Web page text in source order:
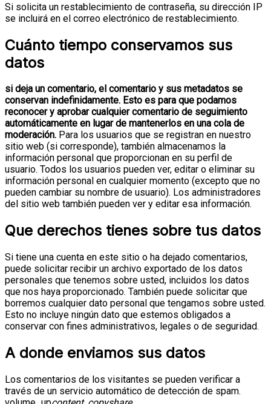
Si solicita un restablecimiento de contraseña, su dirección IP
se incluirá en el correo electrónico de restablecimiento.
Cuánto tiempo conservamos sus
datos
si deja un comentario, el comentario y sus metadatos se
conservan indefinidamente. Esto es para que podamos
reconocer y aprobar cualquier comentario de seguimiento
automáticamente en lugar de mantenerlos en una cola de
moderación. Para los usuarios que se registran en nuestro
sitio web (si corresponde), también almacenamos la
información personal que proporcionan en su perfil de
usuario. Todos los usuarios pueden ver, editar o eliminar su
información personal en cualquier momento (excepto que no
pueden cambiar su nombre de usuario). Los administradores
del sitio web también pueden ver y editar esa información.
Que derechos tienes sobre tus datos
Si tiene una cuenta en este sitio o ha dejado comentarios,
puede solicitar recibir un archivo exportado de los datos
personales que tenemos sobre usted, incluidos los datos
que nos haya proporcionado. También puede solicitar que
borremos cualquier dato personal que tengamos sobre usted.
Esto no incluye ningún dato que estemos obligados a
conservar con fines administrativos, legales o de seguridad.
A donde enviamos sus datos
Los comentarios de los visitantes se pueden verificar a
través de un servicio automático de detección de spam.